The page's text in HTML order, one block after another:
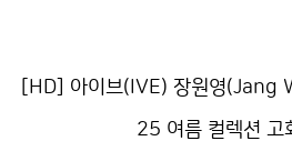
[HD] 아이브(IVE) 장원영
25 여름 컬렉션 고